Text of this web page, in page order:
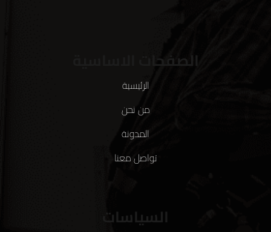
الصفحات الاساسية
الرئيسية
من نحن
المدونة
تواصل معنا
السياسات